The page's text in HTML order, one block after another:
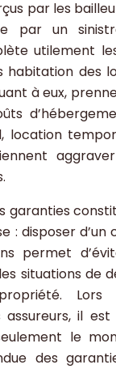
par les
par un
utilement
habitation des
à eux,
location
garanties
: disposer
permet
situations de
il est
le
des